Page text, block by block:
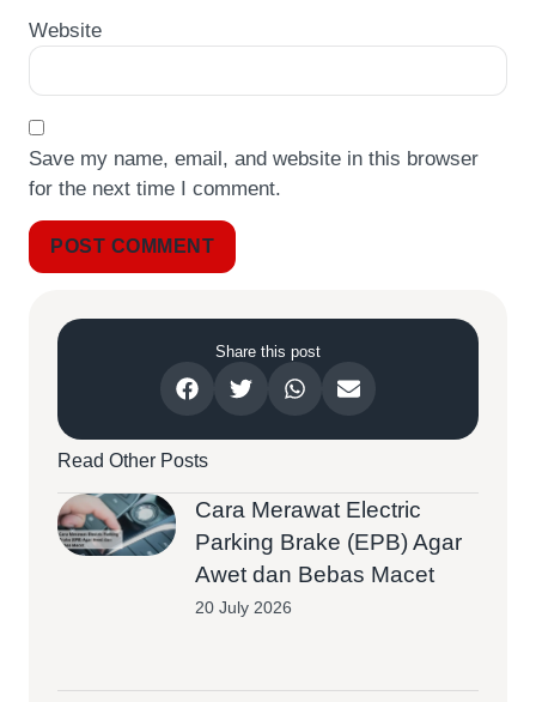
Website
Save my name, email, and website in this browser
for the next time I comment.
Read Other Posts
Cara Merawat Electric
Parking Brake (EPB) Agar
Awet dan Bebas Macet
20 July 2026
Share this post